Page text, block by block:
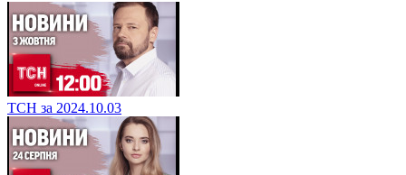
ТСН за 2024.10.03